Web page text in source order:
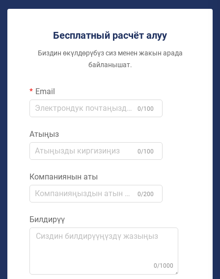
Бесплатный расчёт алуу
Биздин өкүлдөрүбүз сиз менен жакын арада
байланышат.
Email
0/100
Атыңыз
0/100
Компаниянын аты
0/200
Билдирүү
0/1000